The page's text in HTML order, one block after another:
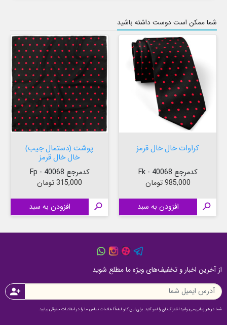
شما ممکن است دوست داشته باشید
کراوات خال خال قرمز
کدمرجع 40068 - Fk
قیمت
985,000 تومان
 افزودن به سبد
پوشت (دستمال جیب)
خال خال قرمز
کدمرجع 40068 - Fp
قیمت
315,000 تومان
 افزودن به سبد
از آخرین اخبار و تخفیف‌های ویژه ما مطلع شوید
person_add
شما در هر زمانی می‌توانید اشتراک‌تان را لغو کنید. برای این کار، لطفاً اطلاعات تماس ما را در اطلاعات حقوقی بیابید.